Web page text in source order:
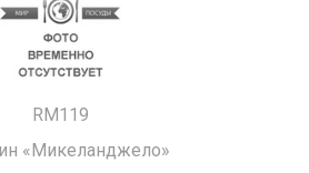
RM119
«Микеланджело»